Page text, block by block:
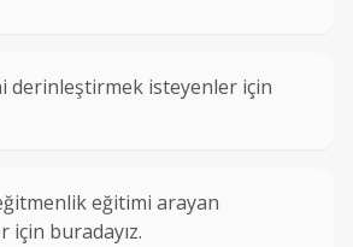
derinleştirmek isteyenler için
eğitimi arayan
için buradayız.